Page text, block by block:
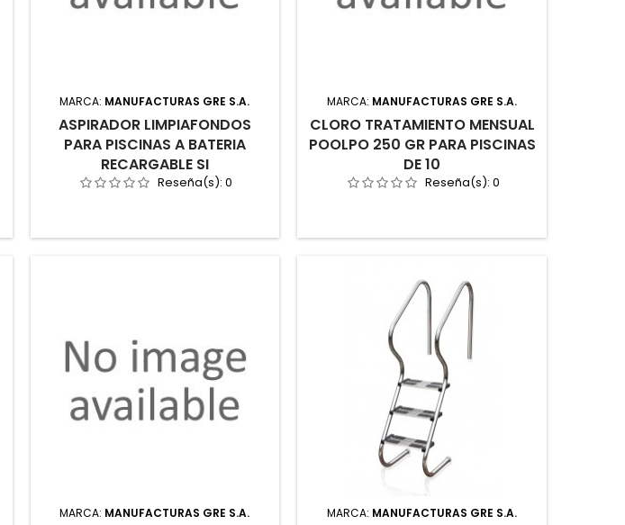
MARCA: MANUFACTURAS GRE S.A.
ASPIRADOR LIMPIAFONDOS
PARA PISCINAS A BATERIA
RECARGABLE SI
Reseña(s): 0
MARCA: MANUFACTURAS GRE S.A.
CLORO TRATAMIENTO MENSUAL
POOLPO 250 GR PARA PISCINAS
DE 10
Reseña(s): 0
MARCA: MANUFACTURAS GRE S.A. MARCA: MANUFACTURAS GRE S.A.